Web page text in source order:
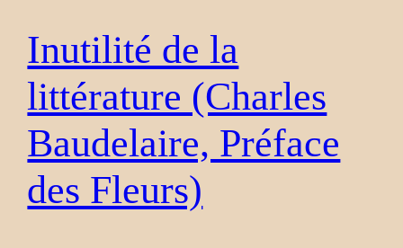
Inutilité de la
littérature (Charles
Baudelaire, Préface
des Fleurs)